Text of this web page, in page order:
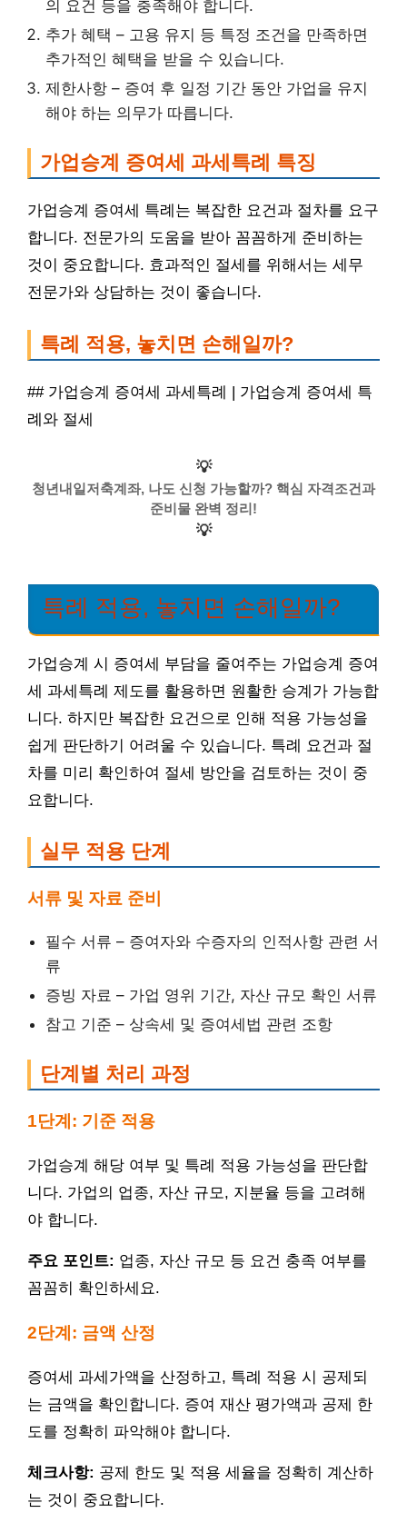
의 요건 등을 충족해야 합니다.
추가 혜택 – 고용 유지 등 특정 조건을 만족하면
추가적인 혜택을 받을 수 있습니다.
제한사항 – 증여 후 일정 기간 동안 가업을 유지
해야 하는 의무가 따릅니다.
가업승계 증여세 과세특례 특징
가업승계 증여세 특례는 복잡한 요건과 절차를 요구
합니다. 전문가의 도움을 받아 꼼꼼하게 준비하는
것이 중요합니다. 효과적인 절세를 위해서는 세무
전문가와 상담하는 것이 좋습니다.
특례 적용, 놓치면 손해일까?
## 가업승계 증여세 과세특례 | 가업승계 증여세 특
례와 절세
💡
청년내일저축계좌, 나도 신청 가능할까? 핵심 자격조건과
준비물 완벽 정리!
💡
특례 적용, 놓치면 손해일까?
가업승계 시 증여세 부담을 줄여주는 가업승계 증여
세 과세특례 제도를 활용하면 원활한 승계가 가능합
니다. 하지만 복잡한 요건으로 인해 적용 가능성을
쉽게 판단하기 어려울 수 있습니다. 특례 요건과 절
차를 미리 확인하여 절세 방안을 검토하는 것이 중
요합니다.
실무 적용 단계
서류 및 자료 준비
필수 서류 – 증여자와 수증자의 인적사항 관련 서
류
증빙 자료 – 가업 영위 기간, 자산 규모 확인 서류
참고 기준 – 상속세 및 증여세법 관련 조항
단계별 처리 과정
1단계: 기준 적용
가업승계 해당 여부 및 특례 적용 가능성을 판단합
니다. 가업의 업종, 자산 규모, 지분율 등을 고려해
야 합니다.
주요 포인트: 업종, 자산 규모 등 요건 충족 여부를
꼼꼼히 확인하세요.
2단계: 금액 산정
증여세 과세가액을 산정하고, 특례 적용 시 공제되
는 금액을 확인합니다. 증여 재산 평가액과 공제 한
도를 정확히 파악해야 합니다.
체크사항: 공제 한도 및 적용 세율을 정확히 계산하
는 것이 중요합니다.